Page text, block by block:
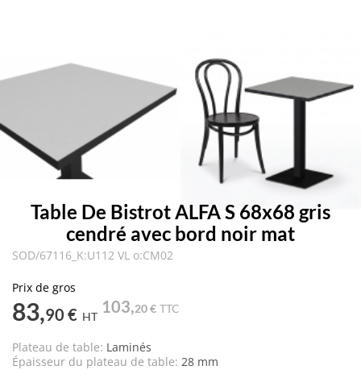
Table De Bistrot ALFA S 68x68 gris
cendré avec bord noir mat
SOD/67116_K:U112 VL o:CM02
Prix de gros
83,90 € HT
103,20 € TTC
Plateau de table: Laminés
Épaisseur du plateau de table: 28 mm